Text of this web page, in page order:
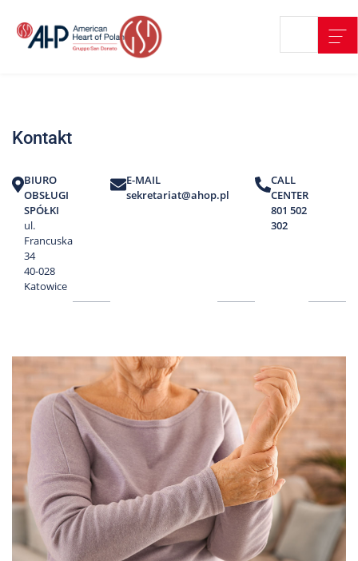
treści
Strefa
Edukacja
Pacjenta
O
nas
Marki
Nas
Kariera
Galeria
Kontakt
801
502
302
Kontakt
BIURO
OBSŁUGI
SPÓŁKI
ul.
Francuska
34
40-028
Katowice
E-MAIL
sekretariat@ahop.pl
CALL
CENTER
801 502
302